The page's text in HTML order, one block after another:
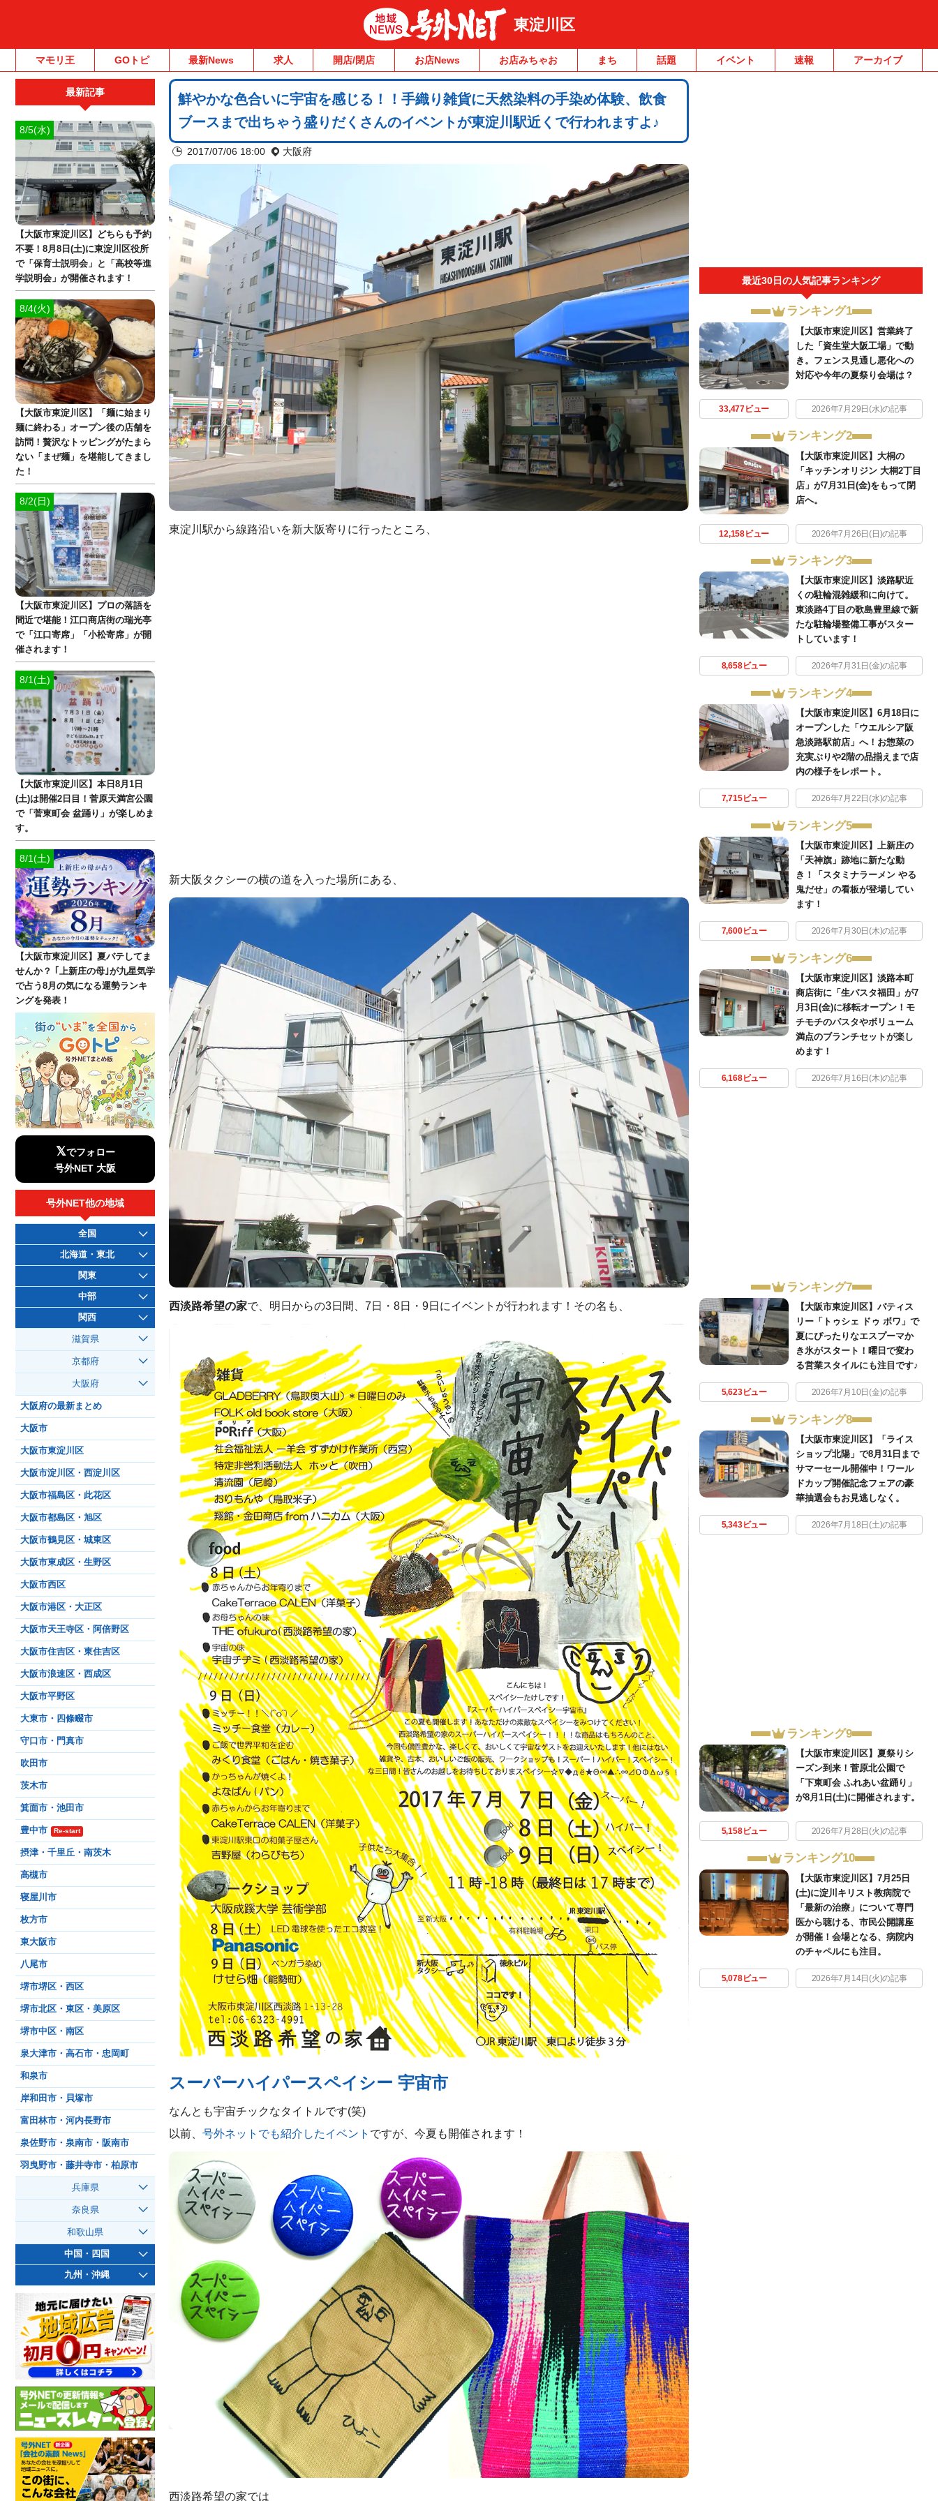
東淀川区
マモリ王 GOトピ 最新News 求人 開店/閉店 お店News お店みちゃお まち 話題 イベント 速報 アーカイブ
鮮やかな色合いに宇宙を感じる！！手織り雑貨に天然染料の手染め体験、飲食
ブースまで出ちゃう盛りだくさんのイベントが東淀川駅近くで行われますよ♪
2017/07/06 18:00 大阪府
東淀川駅から線路沿いを新大阪寄りに行ったところ、
新大阪タクシーの横の道を入った場所にある、
西淡路希望の家で、明日からの3日間、7日・8日・9日にイベントが行われます！その名も、
スーパーハイパースペイシー 宇宙市
なんとも宇宙チックなタイトルです(笑)
以前、 号外ネットでも紹介したイベント ですが、今夏も開催されます！
西淡路希望の家では
最近30日の人気記事ランキング
ランキング1
【大阪市東淀川区】営業終了
した「資生堂大阪工場」で動
き。フェンス見通し悪化への
対応や今年の夏祭り会場は？
33,477ビュー 2026年7月29日(水)の記事
ランキング2
【大阪市東淀川区】大桐の
「キッチンオリジン 大桐2丁目
店」が7月31日(金)をもって閉
店へ。
12,158ビュー 2026年7月26日(日)の記事
ランキング3
【大阪市東淀川区】淡路駅近
くの駐輪混雑緩和に向けて。
東淡路4丁目の歌島豊里線で新
たな駐輪場整備工事がスター
トしています！
8,658ビュー 2026年7月31日(金)の記事
ランキング4
【大阪市東淀川区】6月18日に
オープンした「ウエルシア阪
急淡路駅前店」へ！お惣菜の
充実ぶりや2階の品揃えまで店
内の様子をレポート。
7,715ビュー 2026年7月22日(水)の記事
ランキング5
【大阪市東淀川区】上新庄の
「天神旗」跡地に新たな動
き！「スタミナラーメン やる
鬼だせ」の看板が登場してい
ます！
7,600ビュー 2026年7月30日(木)の記事
ランキング6
【大阪市東淀川区】淡路本町
商店街に「生パスタ福田」が7
月3日(金)に移転オープン！モ
チモチのパスタやボリューム
満点のブランチセットが楽し
めます！
6,168ビュー 2026年7月16日(木)の記事
ランキング7
【大阪市東淀川区】パティス
リー「トゥシェ ドゥ ボワ」で
夏にぴったりなエスプーマか
き氷がスタート！曜日で変わ
る営業スタイルにも注目です♪
5,623ビュー 2026年7月10日(金)の記事
ランキング8
【大阪市東淀川区】「ライス
ショップ北陽」で8月31日まで
サマーセール開催中！ワール
ドカップ開催記念フェアの豪
華抽選会もお見逃しなく。
5,343ビュー 2026年7月18日(土)の記事
ランキング9
【大阪市東淀川区】夏祭りシ
ーズン到来！菅原北公園で
「下東町会 ふれあい盆踊り」
が8月1日(土)に開催されます。
5,158ビュー 2026年7月28日(火)の記事
ランキング10
【大阪市東淀川区】7月25日
(土)に淀川キリスト教病院で
「最新の治療」について専門
医から聴ける、市民公開講座
が開催！会場となる、病院内
のチャペルにも注目。
5,078ビュー 2026年7月14日(火)の記事
最新記事
8/5(水)
【大阪市東淀川区】どちらも予約
不要！8月8日(土)に東淀川区役所
で「保育士説明会」と「高校等進
学説明会」が開催されます！
8/4(火)
【大阪市東淀川区】「麺に始まり
麺に終わる」オープン後の店舗を
訪問！贅沢なトッピングがたまら
ない「まぜ麺」を堪能してきまし
た！
8/2(日)
【大阪市東淀川区】プロの落語を
間近で堪能！江口商店街の瑞光亭
で「江口寄席」「小松寄席」が開
催されます！
8/1(土)
【大阪市東淀川区】本日8月1日
(土)は開催2日目！菅原天満宮公園
で「菅東町会 盆踊り」が楽しめま
す。
8/1(土)
【大阪市東淀川区】夏バテしてま
せんか？ ｢上新庄の母｣が九星気学
で占う8月の気になる運勢ランキ
ングを発表！
𝕏でフォロー
号外NET 大阪
号外NET他の地域
全国
北海道・東北
関東
中部
関西
滋賀県
京都府
大阪府
大阪府の最新まとめ
大阪市
大阪市東淀川区
大阪市淀川区・西淀川区
大阪市福島区・此花区
大阪市都島区・旭区
大阪市鶴見区・城東区
大阪市東成区・生野区
大阪市西区
大阪市港区・大正区
大阪市天王寺区・阿倍野区
大阪市住吉区・東住吉区
大阪市浪速区・西成区
大阪市平野区
大東市・四條畷市
守口市・門真市
吹田市
茨木市
箕面市・池田市
豊中市 Re-start
摂津・千里丘・南茨木
高槻市
寝屋川市
枚方市
東大阪市
八尾市
堺市堺区・西区
堺市北区・東区・美原区
堺市中区・南区
泉大津市・高石市・忠岡町
和泉市
岸和田市・貝塚市
富田林市・河内長野市
泉佐野市・泉南市・阪南市
羽曳野市・藤井寺市・柏原市
兵庫県
奈良県
和歌山県
中国・四国
九州・沖縄